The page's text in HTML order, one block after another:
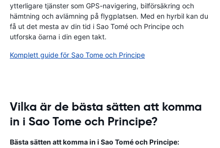
ytterligare tjänster som GPS-navigering, bilförsäkring och
hämtning och avlämning på flygplatsen. Med en hyrbil kan du
få ut det mesta av din tid i Sao Tomé och Principe och
utforska öarna i din egen takt.
Komplett guide för Sao Tome och Principe
Vilka är de bästa sätten att komma
in i Sao Tome och Principe?
Bästa sätten att komma in i Sao Tomé och Principe: